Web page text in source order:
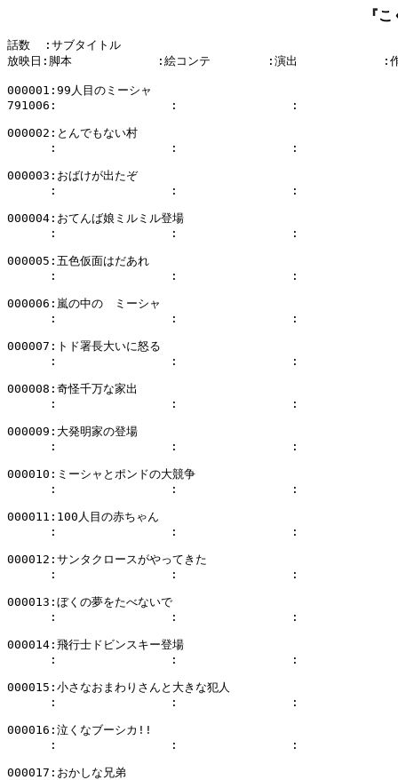
『
話数  :サブタイトル
放映日:脚本            :絵コンテ        :演出            :作
000001:99人目のミーシャ
791006:                :                :
000002:とんでもない村
:                :                :
000003:おばけが出たぞ
:                :                :
000004:おてんば娘ミルミル登場
:                :                :
000005:五色仮面はだあれ
:                :                :
000006:嵐の中の　ミーシャ
:                :                :
000007:トド署長大いに怒る
:                :                :
000008:奇怪千万な家出
:                :                :
000009:大発明家の登場
:                :                :
000010:ミーシャとポンドの大競争
:                :                :
000011:100人目の赤ちゃん
:                :                :
000012:サンタクロースがやってきた
:                :                :
000013:ぼくの夢をたべないで
:                :                :
000014:飛行士ドビンスキー登場
:                :                :
000015:小さなおまわりさんと大きな犯人
:                :                :
000016:泣くなブーシカ!!
:                :                :
000017:おかしな兄弟